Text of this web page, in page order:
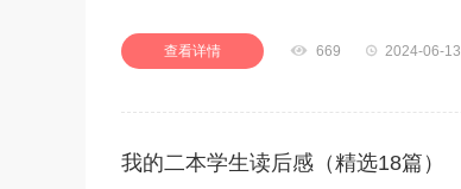
查看详情  669  2024-06-13
我的二本学生读后感（精选18篇）